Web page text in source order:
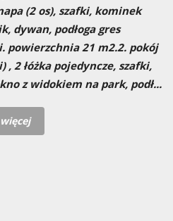
(2 os), szafki, kominek
dywan, podłoga gres
powierzchnia 21 m2.2. pokój
, 2 łóżka pojedyncze, szafki,
z widokiem na park, podł...
więcej